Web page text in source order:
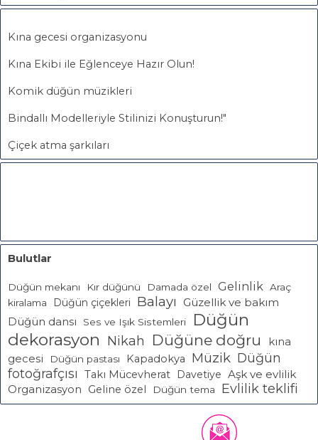
Kına gecesi organizasyonu
Kına Ekibi ile Eğlenceye Hazır Olun!
Komik düğün müzikleri
Bindallı Modelleriyle Stilinizi Konuşturun!"
Çiçek atma şarkıları
Bulutlar
Düğün mekanı Kır düğünü Damada özel Gelinlik
Araç
kiralama
Düğün çiçekleri Balayı Güzellik ve bakım
Düğün dansı Ses ve Işık Sistemleri
Düğün
dekorasyon Nikah Düğüne doğru
kına
gecesi
Düğün pastası Kapadokya Müzik Düğün
fotoğrafçısı
Takı Mücevherat Davetiye Aşk ve evlilik
Organizasyon Geline özel Düğün tema Evlilik teklifi